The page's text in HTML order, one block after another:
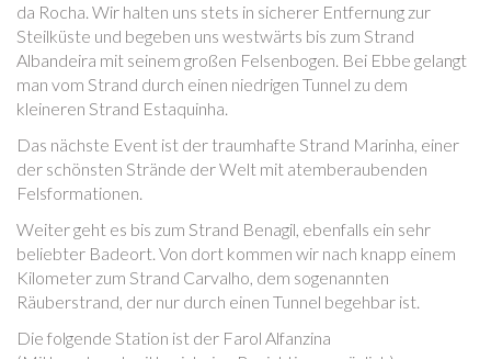
da Rocha. Wir halten uns stets in sicherer Entfernung zur
Steilküste und begeben uns westwärts bis zum Strand
Albandeira mit seinem großen Felsenbogen. Bei Ebbe gelangt
man vom Strand durch einen niedrigen Tunnel zu dem
kleineren Strand Estaquinha.
Das nächste Event ist der traumhafte Strand Marinha, einer
der schönsten Strände der Welt mit atemberaubenden
Felsformationen.
Weiter geht es bis zum Strand Benagil, ebenfalls ein sehr
beliebter Badeort. Von dort kommen wir nach knapp einem
Kilometer zum Strand Carvalho, dem sogenannten
Räuberstrand, der nur durch einen Tunnel begehbar ist.
Die folgende Station ist der Farol Alfanzina